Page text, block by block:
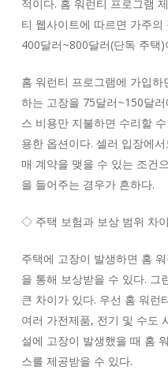
적이다. 홈 워런티 프로그램
티 웹사이트에 따르면 가주
400달러~800달러(단독 주택)
홈 워런티 프로그램에 가입
하는 고장을 75달러~150달
스 비용만 지불하면 수리할
용한 옵션이다. 셀러 입장에
매 계약을 맺을 수 있는 조건
을 들어주는 경우가 흔하다.
◇ 주택 보험과 보상 범위 차이
주택에 고장이 발생하면 홈
을 통해 보상받을 수 있다. 그
큰 차이가 있다. 우선 홈 워런
여러 가전제품, 전기 및 수도
설에 고장이 발생했을 때 홈
스를 제공받을 수 있다.